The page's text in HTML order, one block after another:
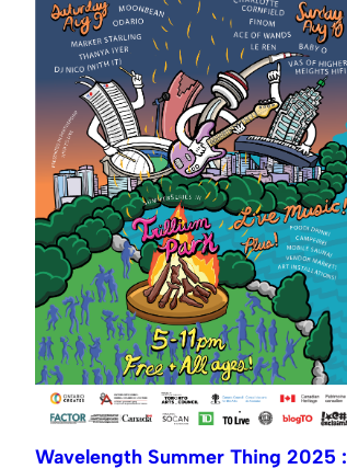
Wavelength Summer Thing 2025 :